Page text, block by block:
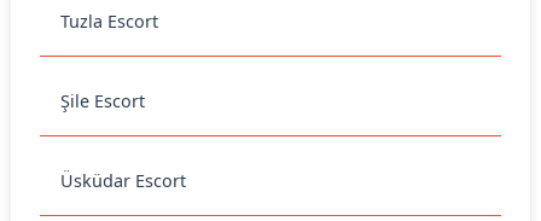
Tuzla Escort
Şile Escort
Üsküdar Escort